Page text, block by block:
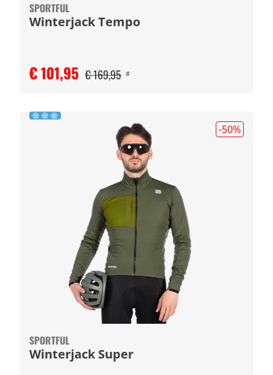
SPORTFUL
Winterjack Tempo
€ 101,95 € 169,95 #
-50%
SPORTFUL
Winterjack Super